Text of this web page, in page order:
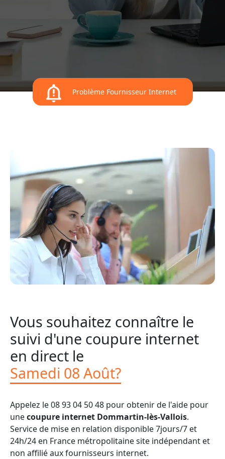
Problème Fournisseur Internet
Vous souhaitez connaître le
suivi d'une coupure internet
en direct le
Samedi 08 Août?
Appelez le 08 93 04 50 48 pour obtenir de l'aide pour
unecoupure internet Dommartin-lès-Vallois.
Service de mise en relation disponible 7jours/7 et
24h/24 en France métropolitaine site indépendant et
non affilié aux fournisseurs internet.